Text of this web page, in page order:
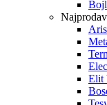
Elit